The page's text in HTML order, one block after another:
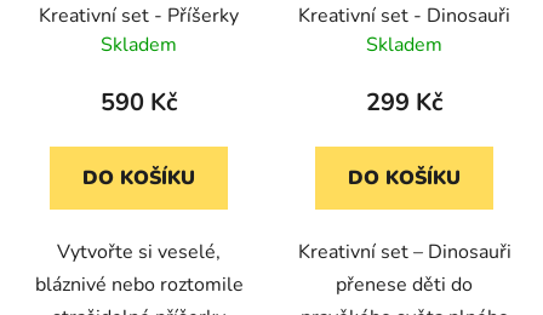
Kreativní set - Příšerky
Skladem
590 Kč
DO KOŠÍKU
Vytvořte si veselé,
bláznivé nebo roztomile
Kreativní set - Dinosauři
Skladem
299 Kč
DO KOŠÍKU
Kreativní set – Dinosauři
přenese děti do